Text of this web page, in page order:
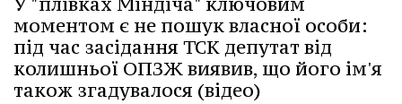
моментом є не пошук власної особи:
під час засідання ТСК депутат від
колишньої ОПЗЖ виявив, що його ім'я
також згадувалося (відео)